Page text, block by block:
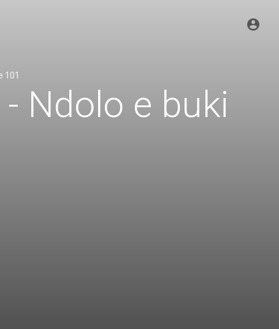
101
Ndolo e buki